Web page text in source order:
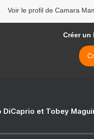
Voir le profil de Camara
Créer un
DiCaprio et Tobey